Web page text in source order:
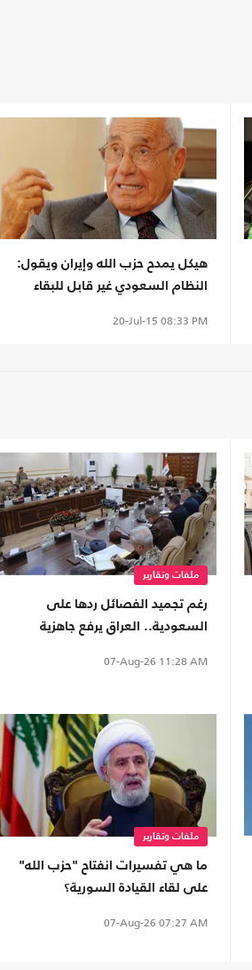
هيكل يمدح حزب الله وإيران ويقول:
النظام السعودي غير قابل للبقاء
20-Jul-15 08:33 PM
ملفات وتقارير
رغم تجميد الفصائل ردها على
السعودية.. العراق يرفع جاهزية
07-Aug-26 11:28 AM
ملفات وتقارير
ما هي تفسيرات انفتاح "حزب الله"
على لقاء القيادة السورية؟
07-Aug-26 07:27 AM